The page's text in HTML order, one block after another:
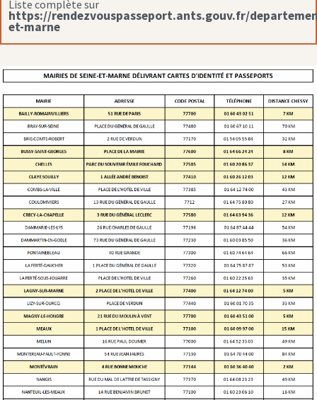
Liste complète sur
https://rendezvouspasseport.ants.gouv.fr/
et-marne